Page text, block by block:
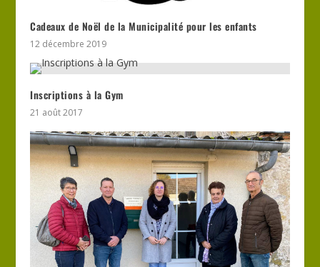
Cadeaux de Noël de la Municipalité pour les enfants
12 décembre 2019
Inscriptions à la Gym
21 août 2017